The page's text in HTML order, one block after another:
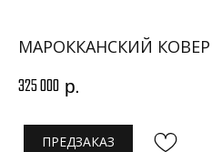
МАРОККАНСКИЙ КОВЕР
325 000 р.
ПРЕДЗАКАЗ